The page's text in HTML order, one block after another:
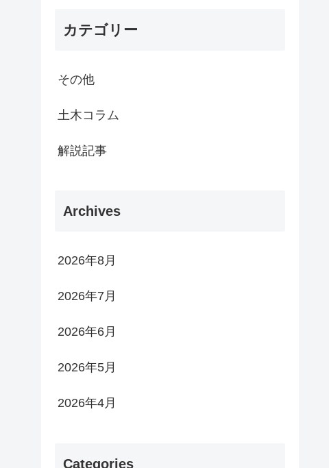
カテゴリー
その他
土木コラム
解説記事
Archives
2026年8月
2026年7月
2026年6月
2026年5月
2026年4月
Categories